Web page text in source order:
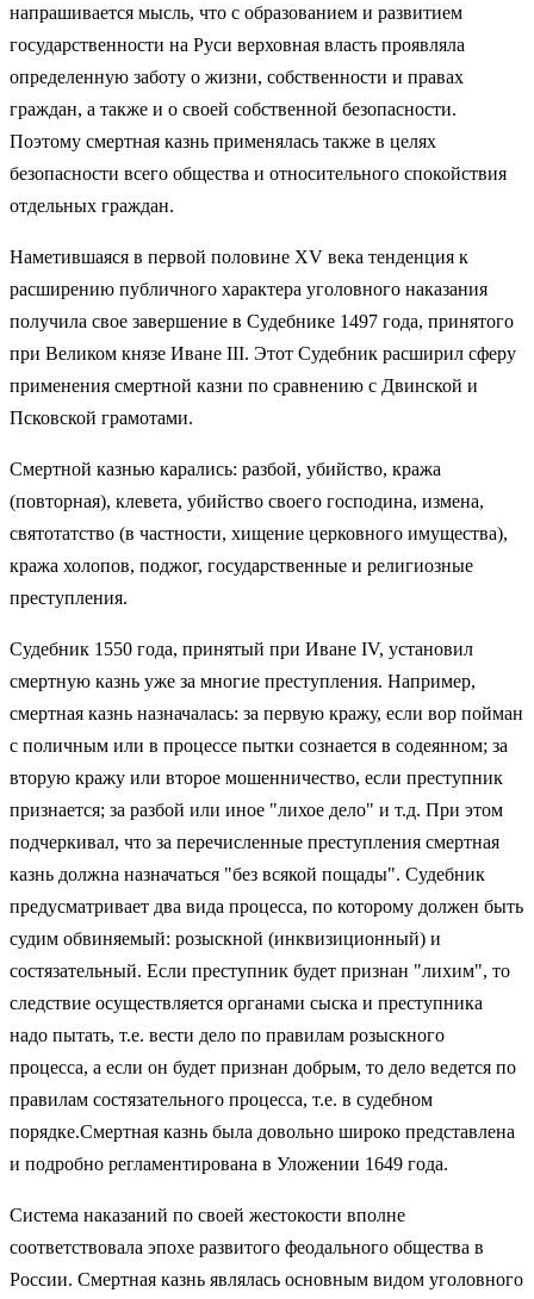
напрашивается мысль, что с образованием и развитием
государственности на Руси верховная власть проявляла
определенную заботу о жизни, собственности и правах
граждан, а также и о своей собственной безопасности.
Поэтому смертная казнь применялась также в целях
безопасности всего общества и относительного спокойствия
отдельных граждан.
Наметившаяся в первой половине XV века тенденция к
расширению публичного характера уголовного наказания
получила свое завершение в Судебнике 1497 года, принятого
при Великом князе Иване III. Этот Судебник расширил сферу
применения смертной казни по сравнению с Двинской и
Псковской грамотами.
Смертной казнью карались: разбой, убийство, кража
(повторная), клевета, убийство своего господина, измена,
святотатство (в частности, хищение церковного имущества),
кража холопов, поджог, государственные и религиозные
преступления.
Судебник 1550 года, принятый при Иване IV, установил
смертную казнь уже за многие преступления. Например,
смертная казнь назначалась: за первую кражу, если вор пойман
с поличным или в процессе пытки сознается в содеянном; за
вторую кражу или второе мошенничество, если преступник
признается; за разбой или иное "лихое дело" и т.д. При этом
подчеркивал, что за перечисленные преступления смертная
казнь должна назначаться "без всякой пощады". Судебник
предусматривает два вида процесса, по которому должен быть
судим обвиняемый: розыскной (инквизиционный) и
состязательный. Если преступник будет признан "лихим", то
следствие осуществляется органами сыска и преступника
надо пытать, т.е. вести дело по правилам розыскного
процесса, а если он будет признан добрым, то дело ведется по
правилам состязательного процесса, т.е. в судебном
порядке.Смертная казнь была довольно широко представлена
и подробно регламентирована в Уложении 1649 года.
Система наказаний по своей жестокости вполне
соответствовала эпохе развитого феодального общества в
России. Смертная казнь являлась основным видом уголовного